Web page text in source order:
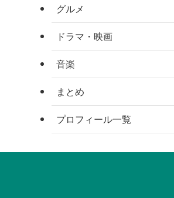
グルメ
ドラマ・映画
音楽
まとめ
プロフィール一覧